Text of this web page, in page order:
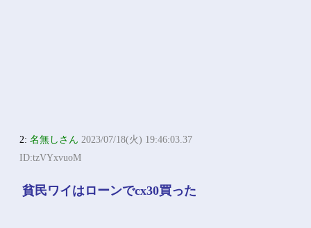
2:名無しさん 2023/07/18(火) 19:46:03.37
ID:tzVYxvuoM
貧民ワイはローンでcx30買った